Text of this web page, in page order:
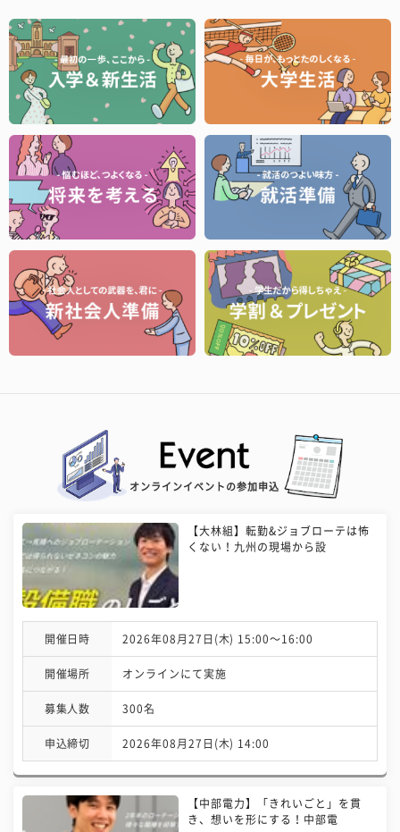
オンラインイベントの参加申込
【大林組】転勤&ジョブローテは怖
くない！九州の現場から設
開催日時 2026年08月27日(木) 15:00〜16:00
開催場所 オンラインにて実施
募集人数 300名
申込締切 2026年08月27日(木) 14:00
【中部電力】「きれいごと」を貫
き、想いを形にする！中部電